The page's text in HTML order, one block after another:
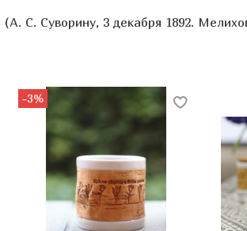
(А. С. Суворину, 3 декабря 1892.
-3%